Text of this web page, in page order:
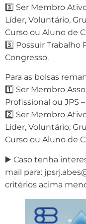
3️⃣ Ser Membro
Líder, Voluntário,
Curso ou Aluno de
3️⃣ Possuir Trabalho
Congresso.
Para as bolsas
1️⃣ Ser Membro
Profissional ou JPS
2️⃣ Ser Membro
Líder, Voluntário,
Curso ou Aluno de
▶️ Caso tenha
mail para:
critérios acima